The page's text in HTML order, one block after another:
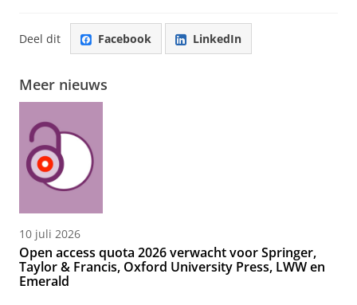
Deel dit Facebook LinkedIn
Meer nieuws
10 juli 2026
Open access quota 2026 verwacht voor Springer,
Taylor & Francis, Oxford University Press, LWW en
Emerald